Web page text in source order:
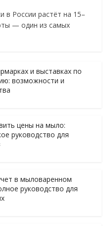
в России растёт на 15–
— один из самых
и выставках по
возможности и
цены на мыло:
руководство для
в мыловаренном
руководство для